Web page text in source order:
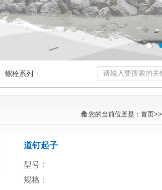
螺栓系列
您的当前位置是： 首页>>
道钉起子
型号：
规格：